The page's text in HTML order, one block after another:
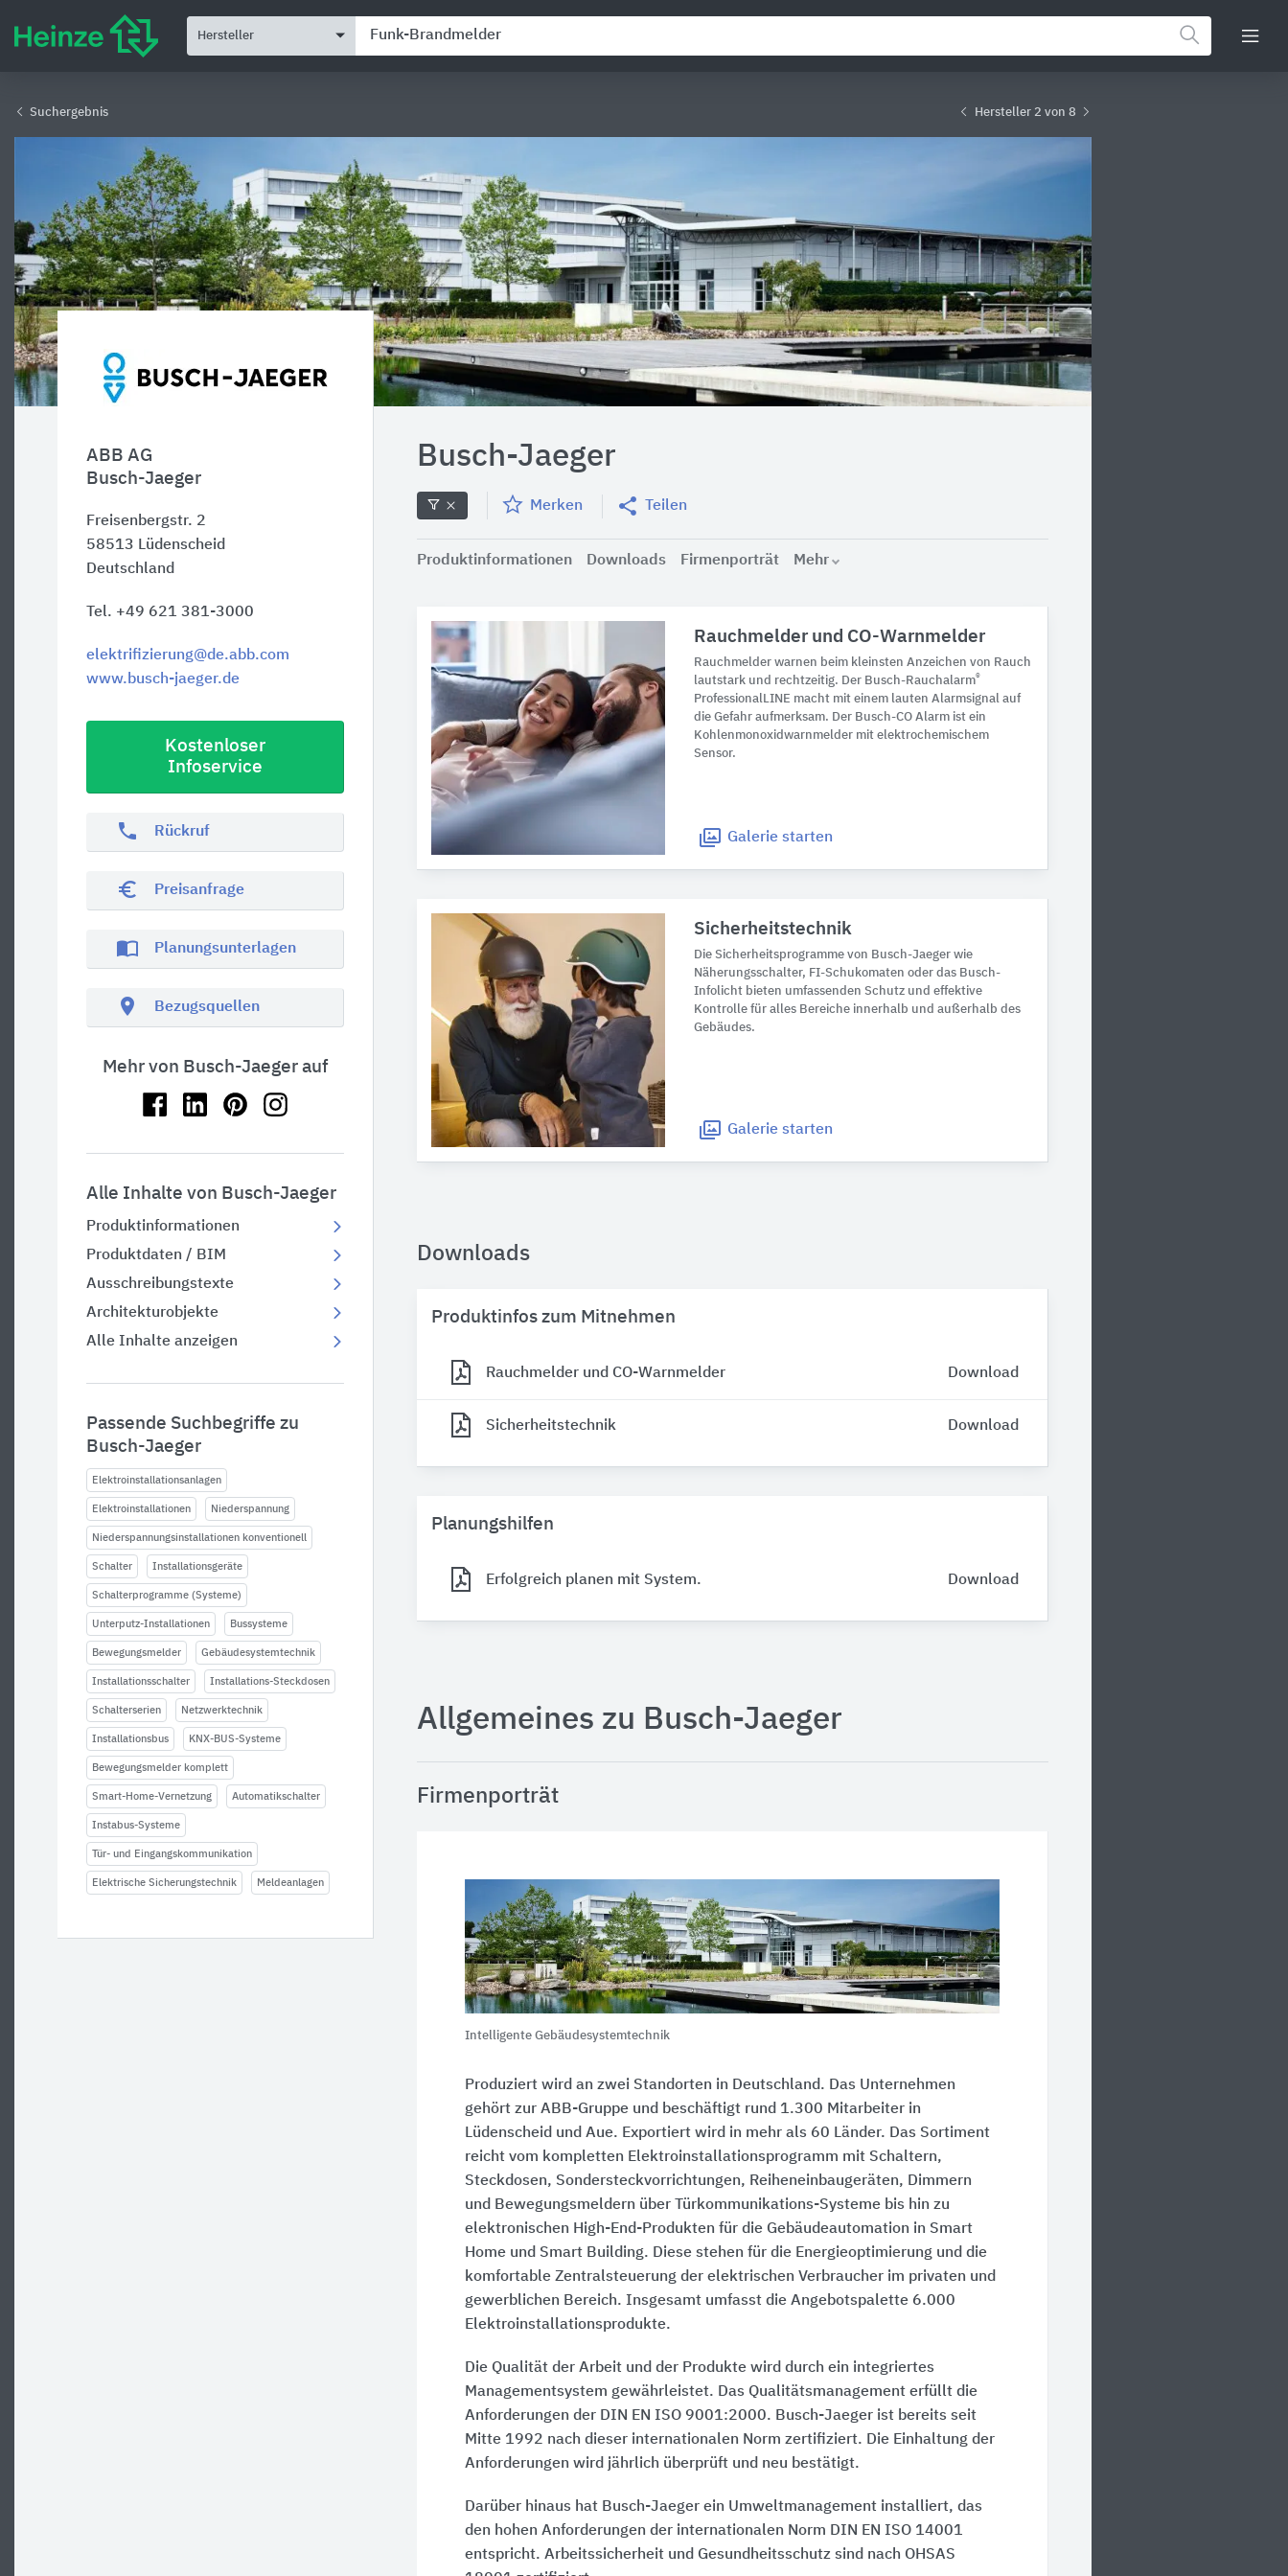
Hersteller
Suchergebnis Hersteller 2 von 8
ABB AG
Busch-Jaeger
Freisenbergstr. 2
58513 Lüdenscheid
Deutschland
Tel. +49 621 381-3000
elektrifizierung@de.abb.com
www.busch-jaeger.de
Kostenloser
Infoservice
phone Rückruf
euro_symbol Preisanfrage
import_contacts Planungsunterlagen
location_on Bezugsquellen
Mehr von Busch-Jaeger auf
Alle Inhalte von Busch-Jaeger
Produktinformationen
Produktdaten / BIM
Ausschreibungstexte
Architekturobjekte
Alle Inhalte anzeigen
Passende Suchbegriffe zu
Busch-Jaeger
Elektroinstallationsanlagen
Elektroinstallationen Niederspannung
Niederspannungsinstallationen konventionell
Schalter Installationsgeräte
Schalterprogramme (Systeme)
Unterputz-Installationen Bussysteme
Bewegungsmelder Gebäudesystemtechnik
Installationsschalter Installations-Steckdosen
Schalterserien Netzwerktechnik
Installationsbus KNX-BUS-Systeme
Bewegungsmelder komplett
Smart-Home-Vernetzung Automatikschalter
Instabus-Systeme
Tür- und Eingangskommunikation
Elektrische Sicherungstechnik Meldeanlagen
Busch-Jaeger
Merken Teilen
Produktinformationen Downloads Firmenporträt Mehr
Rauchmelder und CO-Warnmelder
Rauchmelder warnen beim kleinsten Anzeichen von Rauch
lautstark und rechtzeitig. Der Busch-Rauchalarm®
ProfessionalLINE macht mit einem lauten Alarmsignal auf
die Gefahr aufmerksam. Der Busch-CO Alarm ist ein
Kohlenmonoxidwarnmelder mit elektrochemischem
Sensor.
Galerie starten
Sicherheitstechnik
Die Sicherheitsprogramme von Busch-Jaeger wie
Näherungsschalter, FI-Schukomaten oder das Busch-
Infolicht bieten umfassenden Schutz und effektive
Kontrolle für alles Bereiche innerhalb und außerhalb des
Gebäudes.
Galerie starten
Downloads
Produktinfos zum Mitnehmen
Rauchmelder und CO-Warnmelder Download
Sicherheitstechnik Download
Planungshilfen
Erfolgreich planen mit System. Download
Allgemeines zu Busch-Jaeger
Firmenporträt
Intelligente Gebäudesystemtechnik
Produziert wird an zwei Standorten in Deutschland. Das Unternehmen
gehört zur ABB-Gruppe und beschäftigt rund 1.300 Mitarbeiter in
Lüdenscheid und Aue. Exportiert wird in mehr als 60 Länder. Das Sortiment
reicht vom kompletten Elektroinstallationsprogramm mit Schaltern,
Steckdosen, Sondersteckvorrichtungen, Reiheneinbaugeräten, Dimmern
und Bewegungsmeldern über Türkommunikations-Systeme bis hin zu
elektronischen High-End-Produkten für die Gebäudeautomation in Smart
Home und Smart Building. Diese stehen für die Energieoptimierung und die
komfortable Zentralsteuerung der elektrischen Verbraucher im privaten und
gewerblichen Bereich. Insgesamt umfasst die Angebotspalette 6.000
Elektroinstallationsprodukte.
Die Qualität der Arbeit und der Produkte wird durch ein integriertes
Managementsystem gewährleistet. Das Qualitätsmanagement erfüllt die
Anforderungen der DIN EN ISO 9001:2000. Busch-Jaeger ist bereits seit
Mitte 1992 nach dieser internationalen Norm zertifiziert. Die Einhaltung der
Anforderungen wird jährlich überprüft und neu bestätigt.
Darüber hinaus hat Busch-Jaeger ein Umweltmanagement installiert, das
den hohen Anforderungen der internationalen Norm DIN EN ISO 14001
entspricht. Arbeitssicherheit und Gesundheitsschutz sind nach OHSAS